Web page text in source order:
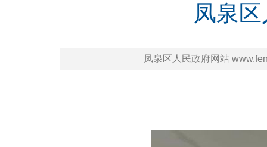
凤泉
凤泉区人民政府网站